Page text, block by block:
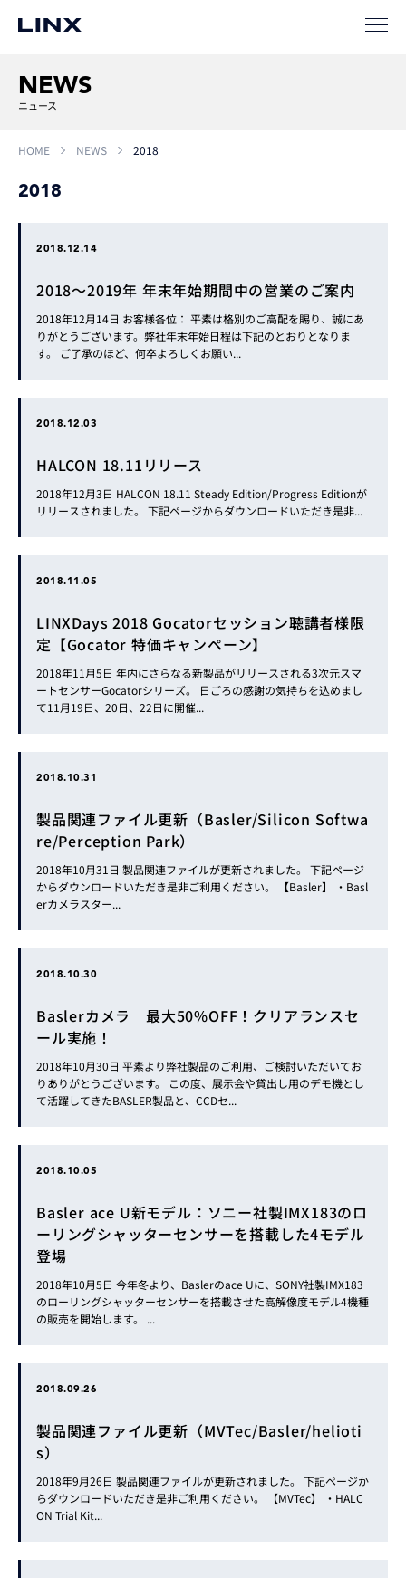
NEWS
ニュース
HOME NEWS 2018
2018
2018.12.14
2018～2019年 年末年始期間中の営業のご案内
2018年12月14日 お客様各位： 平素は格別のご高配を賜り、誠にあ
りがとうございます。弊社年末年始日程は下記のとおりとなりま
す。 ご了承のほど、何卒よろしくお願い...
2018.12.03
HALCON 18.11リリース
2018年12月3日 HALCON 18.11 Steady Edition/Progress Editionが
リリースされました。 下記ページからダウンロードいただき是非...
2018.11.05
LINXDays 2018 Gocatorセッション聴講者様限
定【Gocator 特価キャンペーン】
2018年11月5日 年内にさらなる新製品がリリースされる3次元スマ
ートセンサーGocatorシリーズ。 日ごろの感謝の気持ちを込めまし
て11月19日、20日、22日に開催...
2018.10.31
製品関連ファイル更新（Basler/Silicon Softwa
re/Perception Park）
2018年10月31日 製品関連ファイルが更新されました。 下記ページ
からダウンロードいただき是非ご利用ください。 【Basler】 ・Basl
erカメラスター...
2018.10.30
Baslerカメラ 最大50%OFF！クリアランスセ
ール実施！
2018年10月30日 平素より弊社製品のご利用、ご検討いただいてお
りありがとうございます。 この度、展示会や貸出し用のデモ機とし
て活躍してきたBASLER製品と、CCDセ...
2018.10.05
Basler ace U新モデル：ソニー社製IMX183のロ
ーリングシャッターセンサーを搭載した4モデル
登場
2018年10月5日 今年冬より、Baslerのace Uに、SONY社製IMX183
のローリングシャッターセンサーを搭載させた高解像度モデル4機種
の販売を開始します。 ...
2018.09.26
製品関連ファイル更新（MVTec/Basler/helioti
s）
2018年9月26日 製品関連ファイルが更新されました。 下記ページか
らダウンロードいただき是非ご利用ください。 【MVTec】 ・HALC
ON Trial Kit...